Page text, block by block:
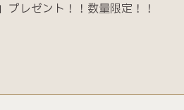
プレゼント！！数量限定！！